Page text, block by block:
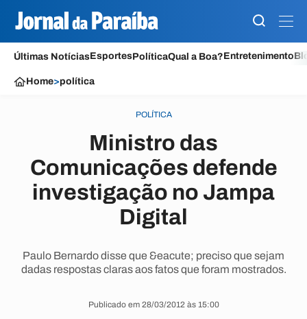
Últimas NotíciasEsportesPolíticaQual a Boa?Entretenimento
Home>política
POLÍTICA
Ministro das
Comunicações defende
investigação no Jampa
Digital
Paulo Bernardo disse que &eacute; preciso que sejam
dadas respostas claras aos fatos que foram mostrados.
Publicado em 28/03/2012 às 15:00